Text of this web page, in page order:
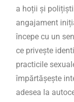
a hoții și
angajament
începe cu un
ce privește
practicile
împărtășește
adesea la